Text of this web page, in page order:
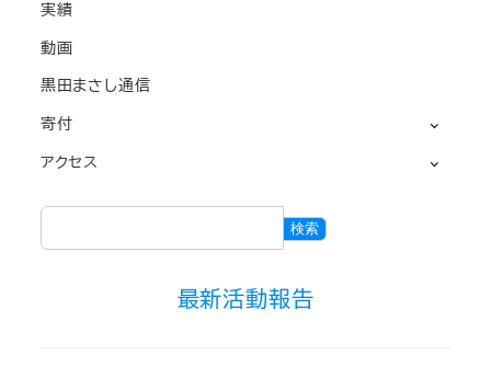
実績
動画
黒田まさし通信
寄付
アクセス
索
検索
最新活動報告